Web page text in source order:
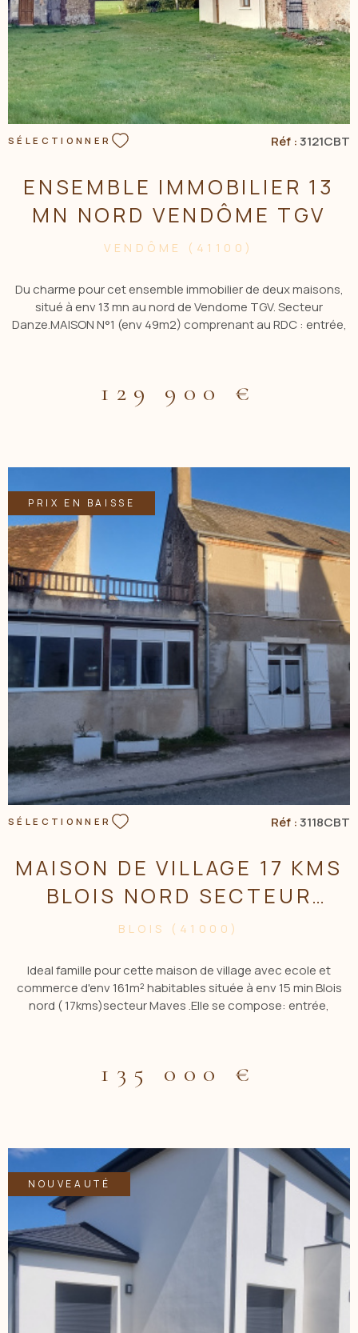
SÉLECTIONNER Réf :3121CBT
ENSEMBLE IMMOBILIER 13
MN NORD VENDÔME TGV
VENDÔME (41100)
Du charme pour cet ensemble immobilier de deux maisons,
situé à env 13 mn au nord de Vendome TGV. Secteur
Danze.MAISON N°1 (env 49m2) comprenant au RDC : entrée,
au RDC : Entrée, salon/séjour avec cheminée, cuisine, cellier.
ETAGE : Palier, salle d'eau avec wc, 2 chambres. Grenier
Contacter CBLOT 06.19.20.86.17 - Mail : cblot.acbi@gmail.com.
Les informations sur les risques auxquels ce bien est exposé
sont disponibles sur le site Géorisques :
www.georisques.gouv.fr
129 900 €
PRIX EN BAISSE
VOIR LE BIEN
SÉLECTIONNER Réf :3118CBT
MAISON DE VILLAGE 17 KMS
BLOIS NORD SECTEUR
MAVES
BLOIS (41000)
Ideal famille pour cette maison de village avec ecole et
commerce d'env 161m² habitables située à env 15 min Blois
nord ( 17kms)secteur Maves .Elle se compose: entrée,
une avec salle de bains, bureau. Grenier amenageables. Cour
à l'arriére( pas de jardin). Cave voutée . Chaufferie . Garage
CBLOT 0619208617 Agence ACBI. Les informations sur les
risques auxquels est exposé ce bien sont disponibles sur le
site georisque: www.georisques.gouv.fr Les informations sur
les risques auxquels ce bien est exposé sont disponibles sur
135 000 €
NOUVEAUTÉ
VOIR LE BIEN